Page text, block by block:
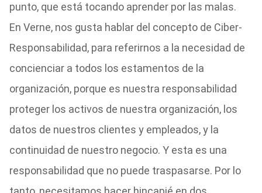
punto, que está tocando aprender por las malas.
En Verne, nos gusta hablar del concepto de Ciber-
Responsabilidad, para referirnos a la necesidad de
concienciar a todos los estamentos de la
organización, porque es nuestra responsabilidad
proteger los activos de nuestra organización, los
datos de nuestros clientes y empleados, y la
continuidad de nuestro negocio. Y esta es una
responsabilidad que no puede traspasarse. Por lo